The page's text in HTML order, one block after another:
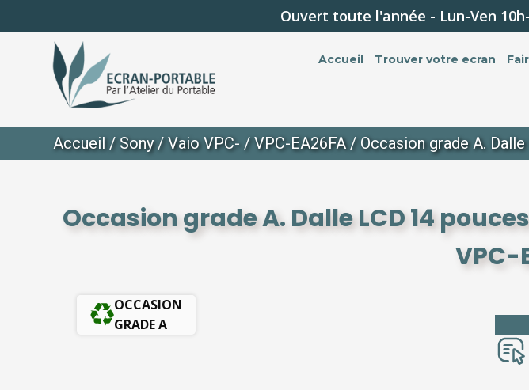
Ouvert toute l'année - Lun-Ven
Accueil Trouver votre ecran
Accueil/ Sony/ Vaio VPC- / VPC-EA26FA/ Occasion grade A. Dalle
Occasion grade A. Dalle LCD 14
VPC-
OCCASION
GRADE A